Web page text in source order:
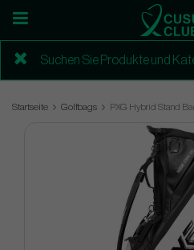
Startseite Golfbags PXG Hybrid Stand